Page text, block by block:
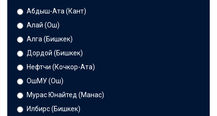
Абдыш-Ата (Кант)
Алай (Ош)
Алга (Бишкек)
Дордой (Бишкек)
Нефтчи (Кочкор-Ата)
ОшМУ (Ош)
Мурас Юнайтед (Манас)
Илбирс (Бишкек)